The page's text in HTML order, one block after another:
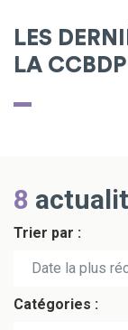
LES
LA CCBDP
8
Trier par :
Date la plus
Date la plus
Catégories :